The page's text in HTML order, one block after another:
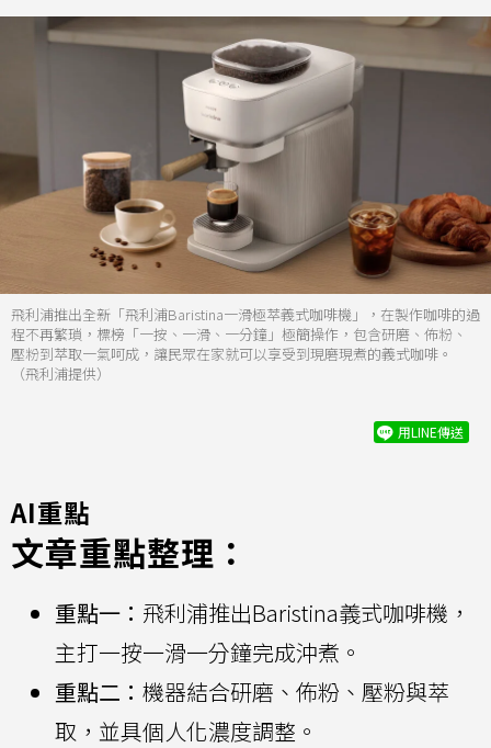
飛利浦推出全新「飛利浦Baristina一滑極萃義式咖啡機」，在製作咖啡的過
程不再繁瑣，標榜「一按、一滑、一分鐘」極簡操作，包含研磨、佈粉、
壓粉到萃取一氣呵成，讓民眾在家就可以享受到現磨現煮的義式咖啡。
（飛利浦提供）
用LINE傳送
AI重點
文章重點整理：
重點一： 飛利浦推出Baristina義式咖啡機，
主打一按一滑一分鐘完成沖煮。
重點二： 機器結合研磨、佈粉、壓粉與萃
取，並具個人化濃度調整。